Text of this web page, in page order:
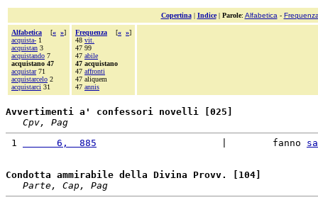
Copertina| Indice| Parole: Alfabetica -
Alfabetica [« »]
acquista- 1
acquistan 3
acquistando 7
acquistano 47
acquistar71
acquistarcelo 2
acquistarci 31
Frequenza [« »]
48 vit.
47 99
47 abile
47 acquistano
47 affronti
47 aliquem
47 annis
Avvertimenti a' confessori novelli [025]
Cpv, Pag
1
      6,  885
                      |        fanno
Condotta ammirabile della Divina Provv. [104]
Parte, Cap, Pag